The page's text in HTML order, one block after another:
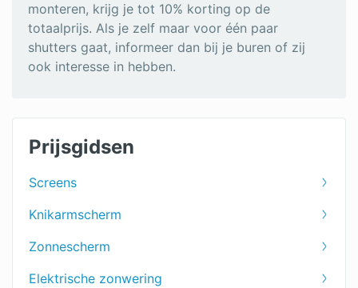
monteren, krijg je tot 10% korting op de
totaalprijs. Als je zelf maar voor één paar
shutters gaat, informeer dan bij je buren of zij
ook interesse in hebben.
Prijsgidsen
Screens
Knikarmscherm
Zonnescherm
Elektrische zonwering